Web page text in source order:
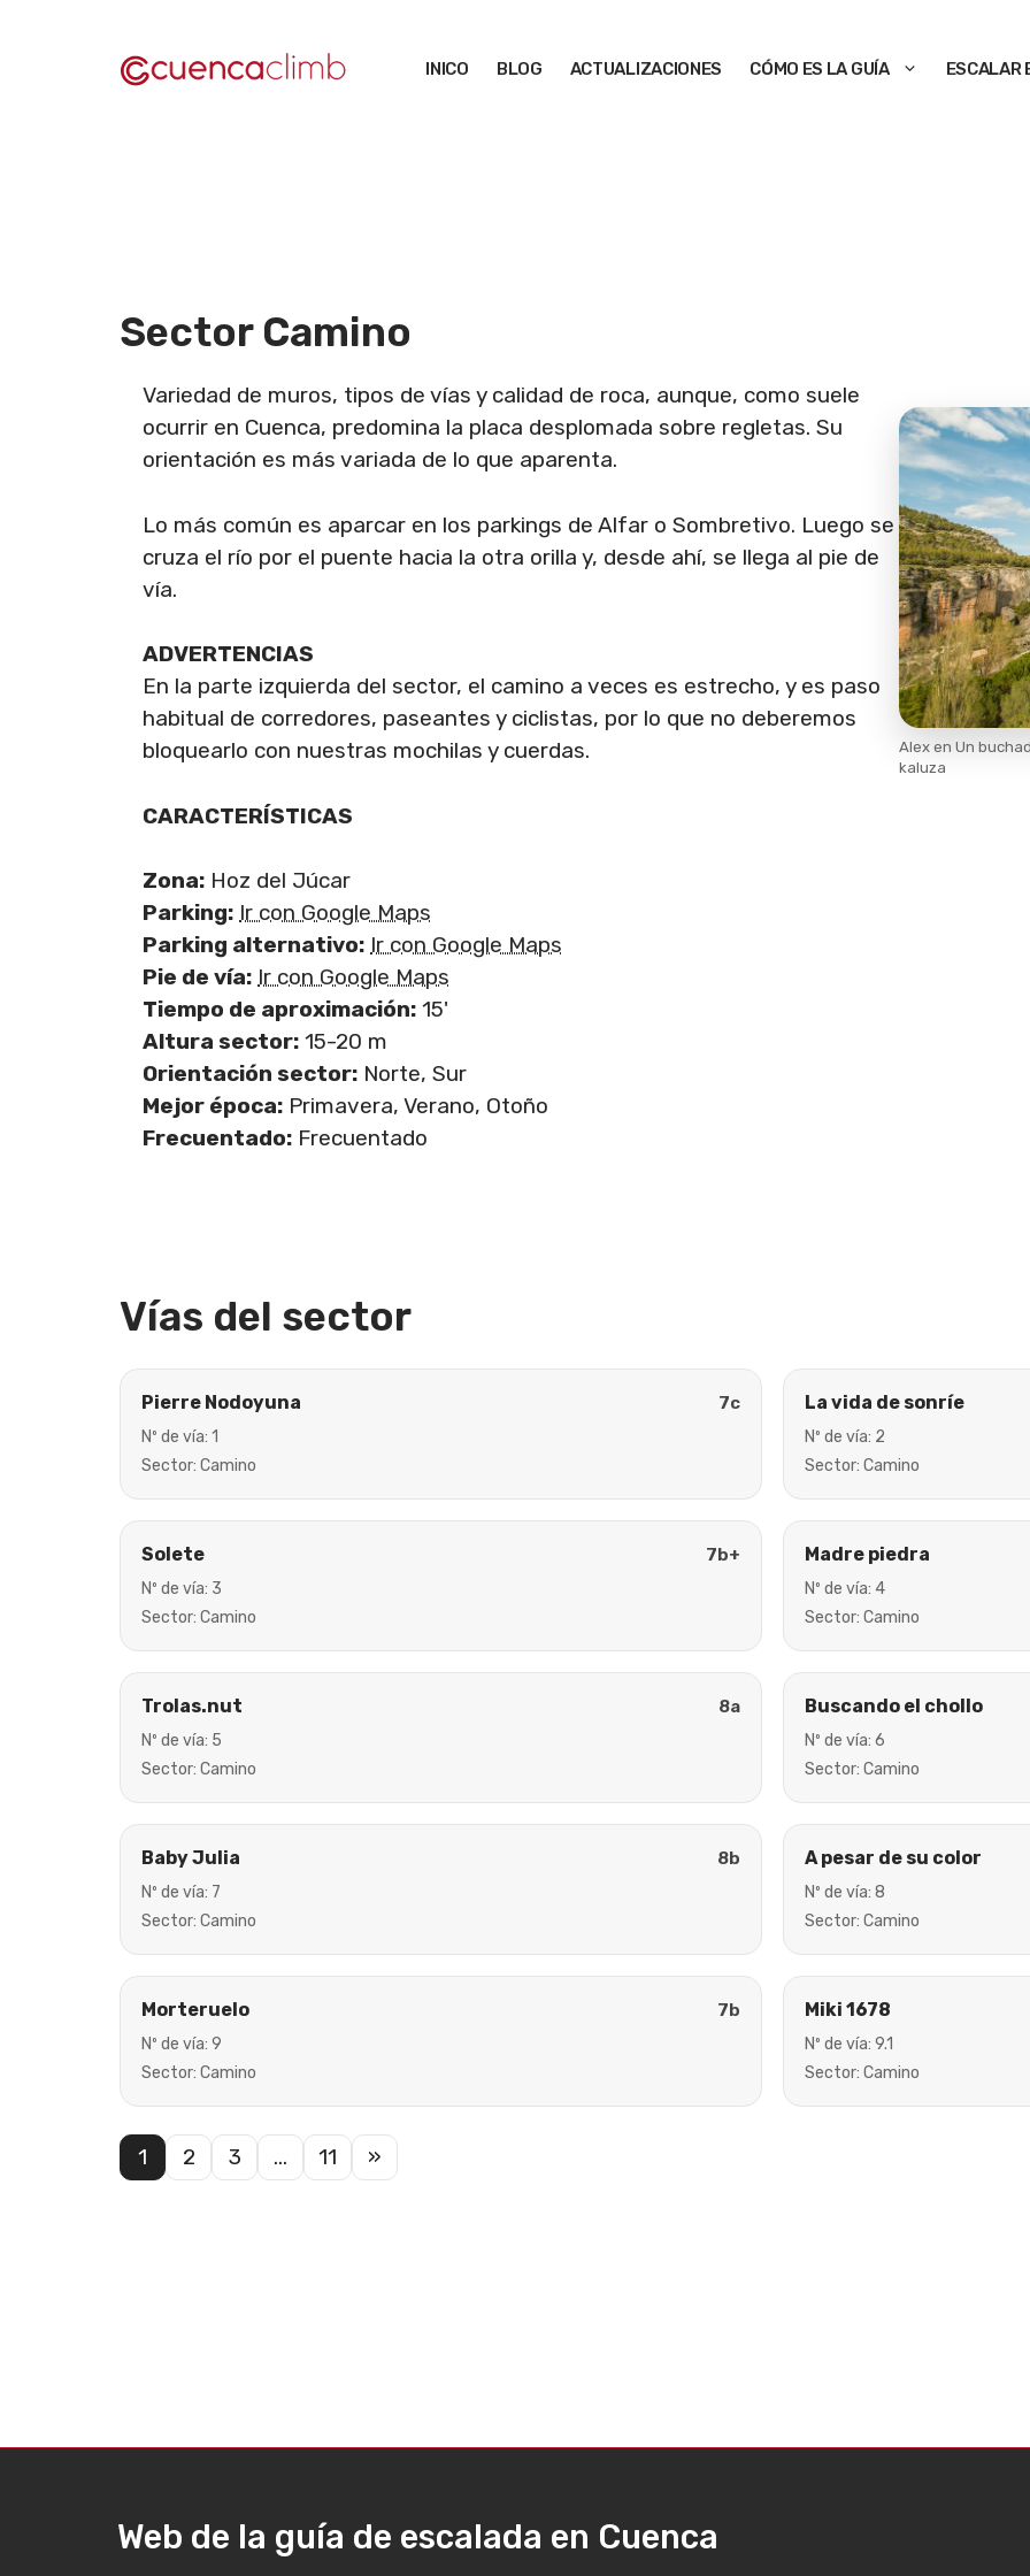
INICO BLOG ACTUALIZACIONES CÓMO ES LA GUÍA ESCALAR
Sector Camino
Variedad de muros, tipos de vías y calidad de roca, aunque, como suele
ocurrir en Cuenca, predomina la placa desplomada sobre regletas. Su
orientación es más variada de lo que aparenta.
Lo más común es aparcar en los parkings de Alfar o Sombretivo. Luego se
cruza el río por el puente hacia la otra orilla y, desde ahí, se llega al pie de
vía.
ADVERTENCIAS
En la parte izquierda del sector, el camino a veces es estrecho, y es paso
habitual de corredores, paseantes y ciclistas, por lo que no deberemos
bloquearlo con nuestras mochilas y cuerdas.
CARACTERÍSTICAS
Zona: Hoz del Júcar
Parking: Ir con Google Maps
Parking alternativo: Ir con Google Maps
Pie de vía: Ir con Google Maps
Tiempo de aproximación: 15'
Altura sector: 15-20 m
Orientación sector: Norte, Sur
Mejor época: Primavera, Verano, Otoño
Frecuentado: Frecuentado
Alex en Un
kaluza
Vías del sector
Pierre Nodoyuna 7c
Nº de vía: 1
Sector: Camino
La vida de sonríe
Nº de vía: 2
Sector: Camino
Solete 7b+
Nº de vía: 3
Sector: Camino
Madre piedra
Nº de vía: 4
Sector: Camino
Trolas.nut 8a
Nº de vía: 5
Sector: Camino
Buscando el chollo
Nº de vía: 6
Sector: Camino
Baby Julia 8b
Nº de vía: 7
Sector: Camino
A pesar de su color
Nº de vía: 8
Sector: Camino
Morteruelo 7b
Nº de vía: 9
Sector: Camino
Miki 1678
Nº de vía: 9.1
Sector: Camino
1 2 3 … 11 »
Web de la guía de escalada en Cuenca